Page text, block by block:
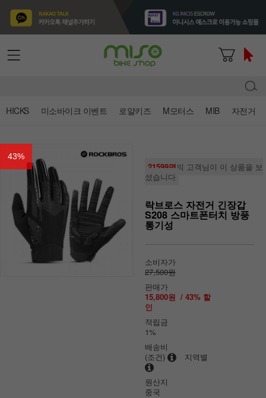
HICKS 미소바이크 이벤트 로얄키즈 M모터스 MIB 자전거
43%
21599명의 고객님이 이 상품을 보
셨습니다
락브로스 자전거 긴장갑
S208 스마트폰터치 방풍
통기성
소비자가
27,500원
판매가
15,800원 / 43% 할
인
적립금
1%
배송비
(조건)
지역별
원산지
중국